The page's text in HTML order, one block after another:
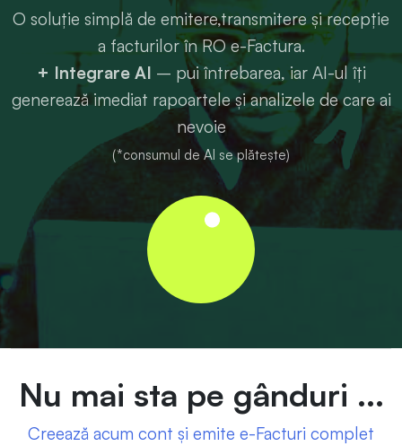
O soluție simplă de emitere,transmitere și recepție
a facturilor în RO e-Factura.
+ Integrare AI – pui întrebarea, iar AI-ul îți
generează imediat rapoartele și analizele de care ai
nevoie
(*consumul de AI se plătește)
Nu mai sta pe gânduri ...
Creează acum cont și emite e-Facturi complet